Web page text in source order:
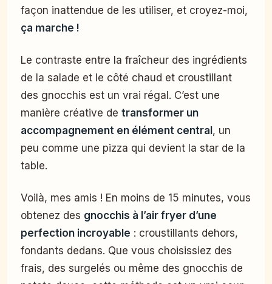
façon inattendue de les utiliser, et croyez-moi,
ça marche !
Le contraste entre la fraîcheur des ingrédients
de la salade et le côté chaud et croustillant
des gnocchis est un vrai régal. C’est une
manière créative de transformer un
accompagnement en élément central , un
peu comme une pizza qui devient la star de la
table.
Voilà, mes amis ! En moins de 15 minutes, vous
obtenez des gnocchis à l’air fryer d’une
perfection incroyable : croustillants dehors,
fondants dedans. Que vous choisissiez des
frais, des surgelés ou même des gnocchis de